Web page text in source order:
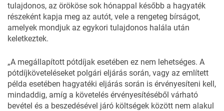
tulajdonos, az örököse sok hónappal később a hagyaték
részeként kapja meg az autót, vele a rengeteg bírságot,
amelyek mondjuk az egykori tulajdonos halála után
keletkeztek.
„A megállapított pótdíjak esetében ez nem lehetséges. A
pótdíjköveteléseket polgári eljárás során, vagy az említett
példa esetében hagyatéki eljárás során is érvényesíteni kell,
mindaddig, amíg a követelés érvényesítéséből várható
bevétel és a beszedésével járó költségek között nem alakul